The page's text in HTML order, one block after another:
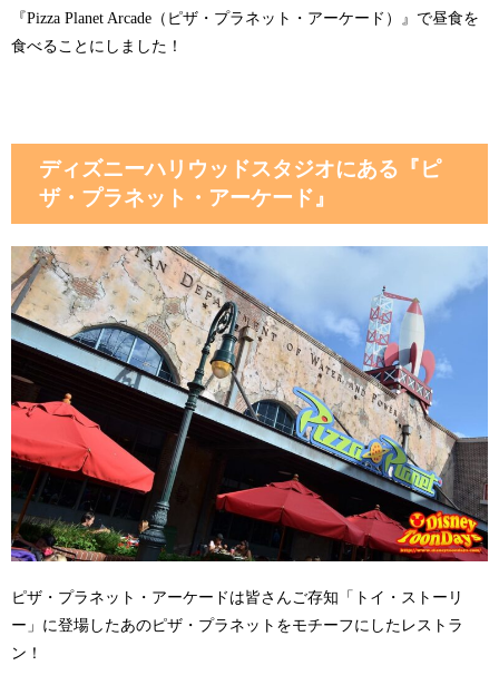
『Pizza Planet Arcade（ピザ・プラネット・アーケード）』で昼食を
食べることにしました！
ディズニーハリウッドスタジオにある『ピ
ザ・プラネット・アーケード』
ピザ・プラネット・アーケードは皆さんご存知「トイ・ストーリ
ー」に登場したあのピザ・プラネットをモチーフにしたレストラ
ン！